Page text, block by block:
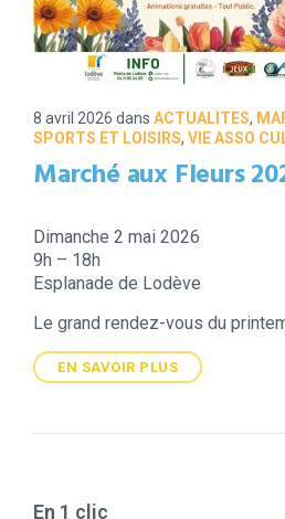
8 avril 2026 dans ACTUALITES,
SPORTS ET LOISIRS, VIE ASSO
Marché aux Fleurs
Dimanche 2 mai 2026
9h – 18h
Esplanade de Lodève
Le grand rendez-vous du
EN SAVOIR PLUS
En 1 clic